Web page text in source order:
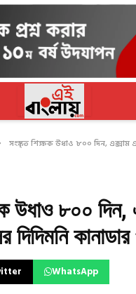
সংস্কৃত শিক্ষক উধাও ৮০০ দিন, এক্সাম
উধাও ৮০০ দিন,
দিদিমনি
WhatsApp